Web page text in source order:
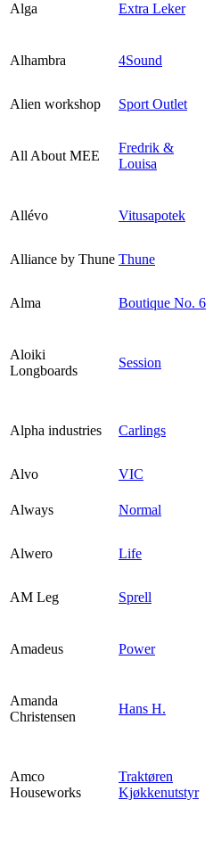
Alga Extra Leker
Alhambra 4Sound
Alien workshop
Sport Outlet
All About MEE
Fredrik &
Louisa
Allévo Vitusapotek
Alliance by Thune Thune
Alma Boutique No. 6
Aloiki
Longboards
Session
Alpha industries Carlings
Alvo
VIC
Always Normal
Alwero
Life
AM Leg Sprell
Amadeus Power
Amanda
Christensen
Hans H.
Amco
Houseworks
Traktøren
Kjøkkenutstyr